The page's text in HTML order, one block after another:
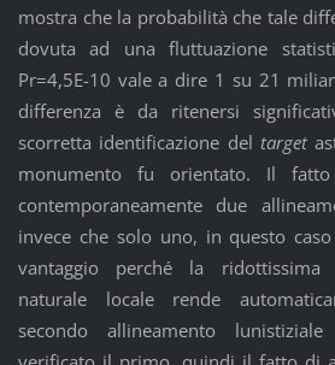
mostra che la probabilità che tale
dovuta ad una fluttuazione
Pr=4,5E-10 vale a dire 1 su 21
differenza è da ritenersi
scorretta identificazione del target
monumento fu orientato. Il
contemporaneamente due
invece che solo uno, in questo
vantaggio perché la ridottissima
naturale locale rende
secondo allineamento